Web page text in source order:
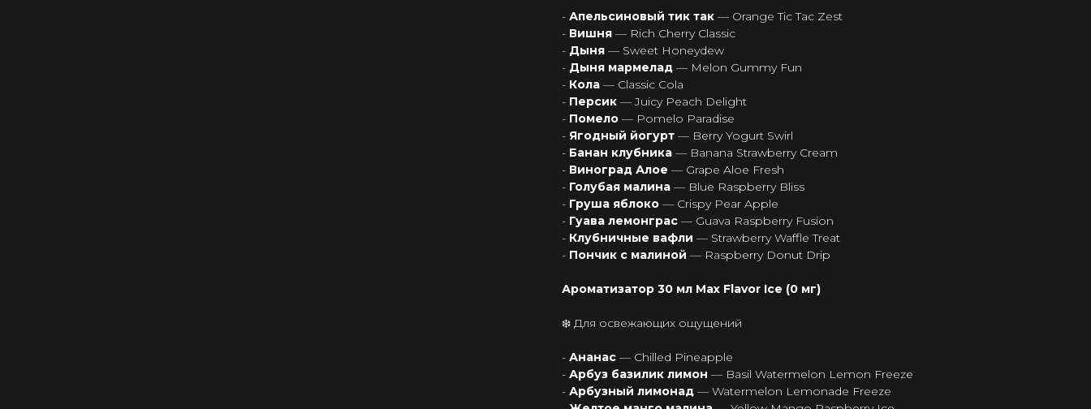
- Апельсиновый тик так — Orange Tic Tac Zest
- Вишня — Rich Cherry Classic
- Дыня — Sweet Honeydew
- Дыня мармелад — Melon Gummy Fun
- Кола — Classic Cola
- Персик — Juicy Peach Delight
- Помело — Pomelo Paradise
- Ягодный йогурт — Berry Yogurt Swirl
- Банан клубника — Banana Strawberry Cream
- Виноград Алое — Grape Aloe Fresh
- Голубая малина — Blue Raspberry Bliss
- Груша яблоко — Crispy Pear Apple
- Гуава лемонграс — Guava Raspberry Fusion
- Клубничные вафли — Strawberry Waffle Treat
- Пончик с малиной — Raspberry Donut Drip
Ароматизатор 30 мл Max Flavor Ice (0 мг)
❄️ Для освежающих ощущений
- Ананас — Chilled Pineapple
- Арбуз базилик лимон — Basil Watermelon Lemon Freeze
- Арбузный лимонад — Watermelon Lemonade Freeze